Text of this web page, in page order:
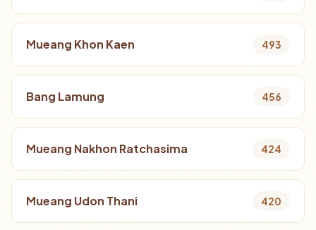
Mueang Khon Kaen 493
Bang Lamung 456
Mueang Nakhon Ratchasima 424
Mueang Udon Thani 420